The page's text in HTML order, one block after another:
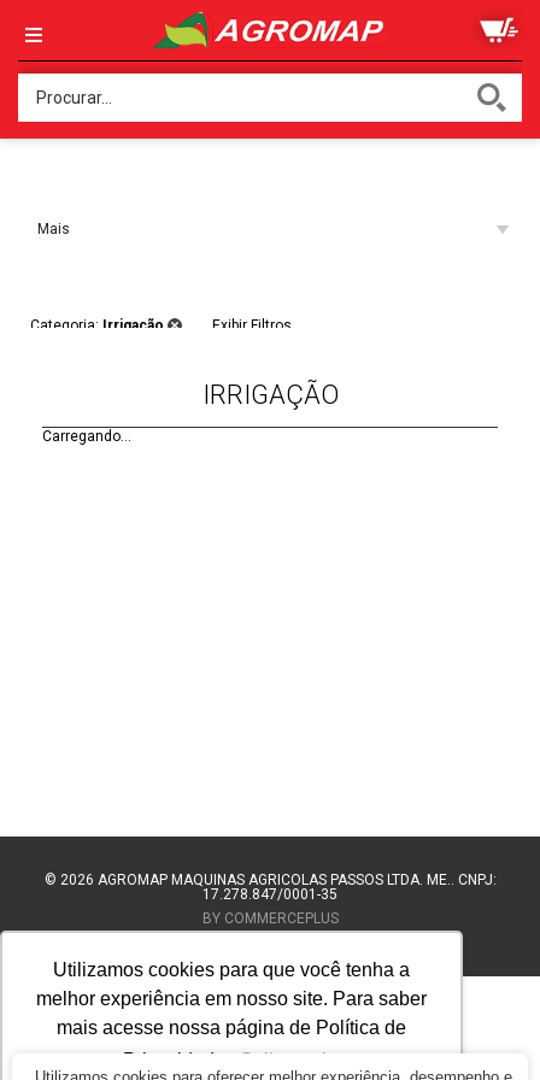
Utilizamos cookies para que você tenha a
melhor experiência em nosso site. Para saber
mais acesse nossa página de Política de
Privacidade.
Saiba mais
Mais
Categoria: Irrigação Exibir Filtros
IRRIGAÇÃO
Carregando...
© 2026 AGROMAP MAQUINAS AGRÍCOLAS PASSOS LTDA. ME.. CNPJ:
17.278.847/0001-35
BY COMMERCEPLUS